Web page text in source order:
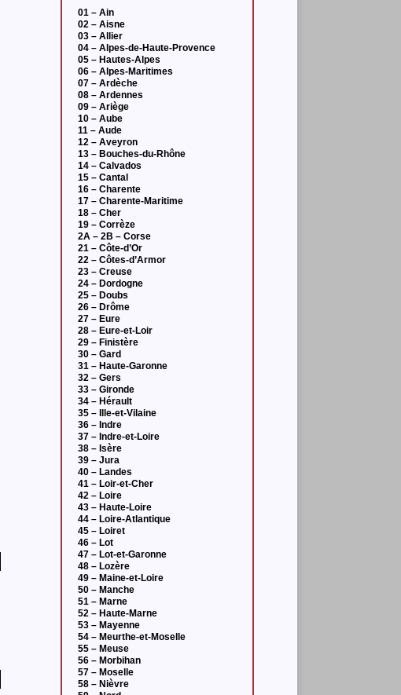
01 – Ain
02 – Aisne
03 – Allier
04 – Alpes-de-Haute-Provence
05 – Hautes-Alpes
06 – Alpes-Maritimes
07 – Ardèche
08 – Ardennes
09 – Ariège
10 – Aube
11 – Aude
12 – Aveyron
13 – Bouches-du-Rhône
14 – Calvados
15 – Cantal
16 – Charente
17 – Charente-Maritime
18 – Cher
19 – Corrèze
2A – 2B – Corse
21 – Côte-d’Or
22 – Côtes-d’Armor
23 – Creuse
24 – Dordogne
25 – Doubs
26 – Drôme
27 – Eure
28 – Eure-et-Loir
29 – Finistère
30 – Gard
31 – Haute-Garonne
32 – Gers
33 – Gironde
34 – Hérault
35 – Ille-et-Vilaine
36 – Indre
37 – Indre-et-Loire
38 – Isère
39 – Jura
40 – Landes
41 – Loir-et-Cher
42 – Loire
43 – Haute-Loire
44 – Loire-Atlantique
45 – Loiret
46 – Lot
47 – Lot-et-Garonne
48 – Lozère
49 – Maine-et-Loire
50 – Manche
51 – Marne
52 – Haute-Marne
53 – Mayenne
54 – Meurthe-et-Moselle
55 – Meuse
56 – Morbihan
57 – Moselle
58 – Nièvre